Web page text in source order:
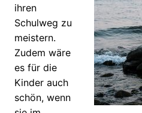
ihren
Schulweg zu
meistern.
Zudem wäre
es für die
Kinder auch
schön, wenn